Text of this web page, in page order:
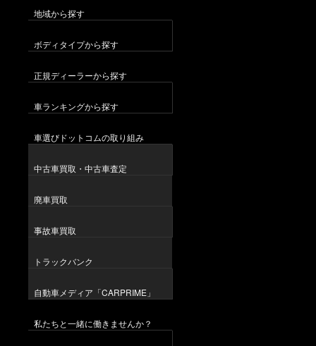
地域から探す
ボディタイプから探す
正規ディーラーから探す
車ランキングから探す
車選びドットコムの取り組み
中古車買取・中古車査定
廃車買取
事故車買取
トラックバンク
自動車メディア「CARPRIME」
私たちと一緒に働きませんか？